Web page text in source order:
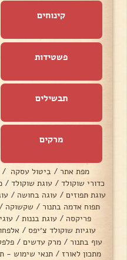
קינוחים
פשטידות
תבשילים
מרקים
מפת אתר / ביטול עסקה /
כדורי שוקולד / עוגת שוקולד /
עוגת תפוזים / עוגה בחושה /
תפוח אדמה בתנור / שקשוקה /
פריקסה / עוגת בננות /
עוגיות שוקולד צ׳יפס /
עוף בתנור / מרק עדשים /
מתכון לאורז / תנאי שימוש -